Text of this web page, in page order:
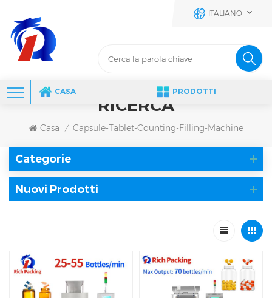
ITALIANO
CASA PRODOTTI
RICERCA
Casa / Capsule-Tablet-Counting-Filling-Machine
Categorie
Nuovi Prodotti